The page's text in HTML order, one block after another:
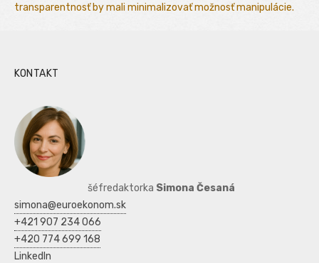
transparentnosť by mali minimalizovať možnosť manipulácie.
KONTAKT
šéfredaktorka Simona Česaná
simona@euroekonom.sk
+421 907 234 066
+420 774 699 168
LinkedIn